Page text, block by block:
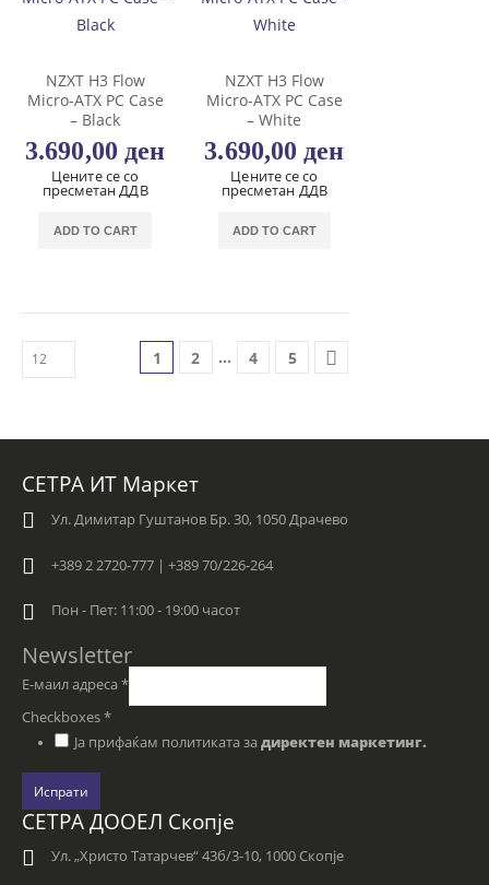
NZXT H3 Flow
Micro-ATX PC Case
– Black
3.690,00 ден
Цените се со
пресметан ДДВ
ADD TO CART
NZXT H3 Flow
Micro-ATX PC Case
– White
3.690,00 ден
Цените се со
пресметан ДДВ
ADD TO CART
1 2 … 4 5
СЕТРА ИТ Маркет
Ул. Димитар Гуштанов Бр. 30, 1050 Драчево
+389 2 2720-777 | +389 70/226-264
Пон - Пет: 11:00 - 19:00 часот
Newsletter
Е-маил адреса *
Checkboxes*
Ја прифаќам политиката за директен маркетинг.
Испрати
СЕТРА ДООЕЛ Скопје
Ул. „Христо Татарчев“ 43б/3-10, 1000 Скопје